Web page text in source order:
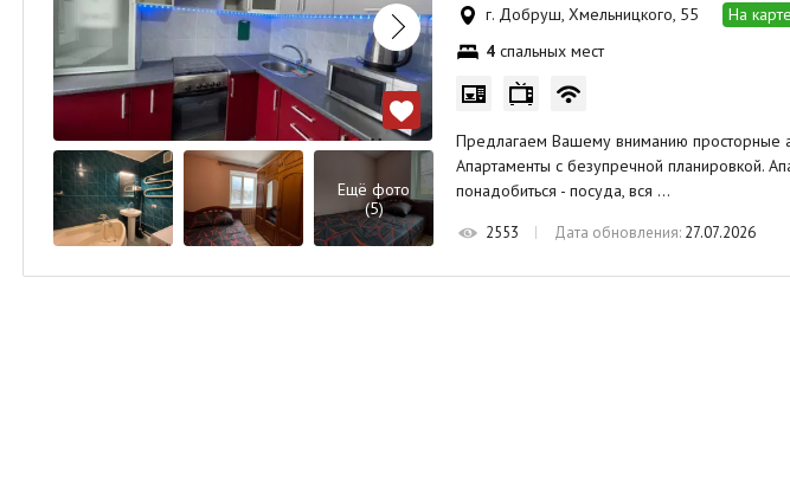
Ещё фото
(5)
г. Добруш, Хмельницкого, 55
На карте
4 спальных мест
Предлагаем Вашему вниманию просторные
Апартаменты с безупречной планировкой.
понадобиться - посуда, вся …
2553 Дата обновления: 27.07.2026